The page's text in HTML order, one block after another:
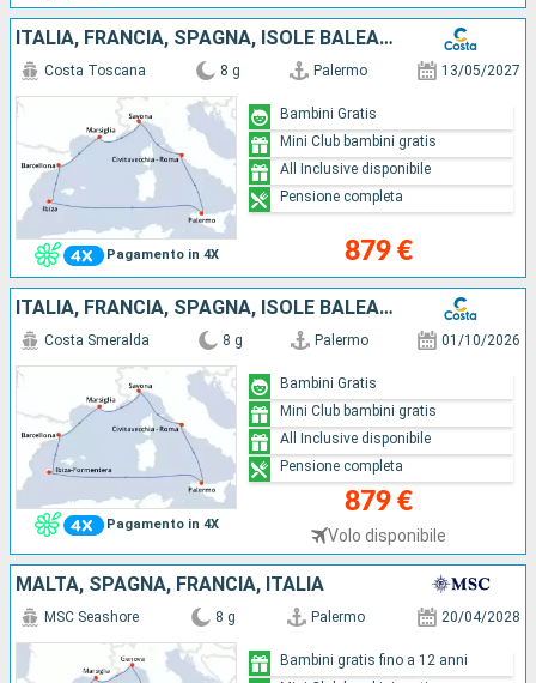
ITALIA, FRANCIA, SPAGNA, ISOLE BALEARI
Pagamento in 4X
Costa Toscana 8 g Palermo 13/05/2027
879 €
Bambini Gratis
Mini Club bambini gratis
All Inclusive disponibile
Pensione completa
ITALIA, FRANCIA, SPAGNA, ISOLE BALEARI
Pagamento in 4X
Costa Smeralda 8 g Palermo 01/10/2026
879 €
Volo disponibile
Bambini Gratis
Mini Club bambini gratis
All Inclusive disponibile
Pensione completa
MALTA, SPAGNA, FRANCIA, ITALIA
MSC Seashore 8 g Palermo 20/04/2028
Bambini gratis fino a 12 anni